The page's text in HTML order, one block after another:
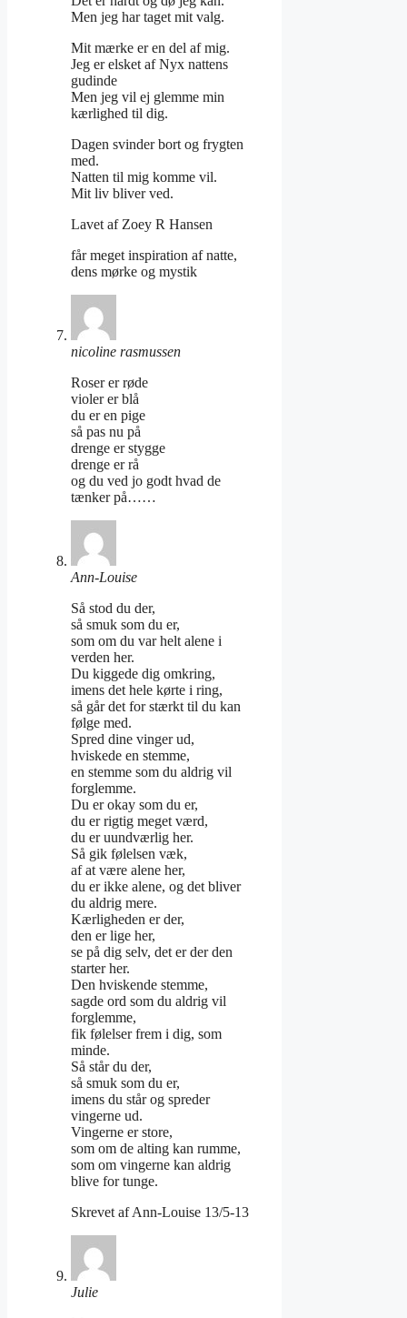
Men jeg har taget mit valg.
Mit mærke er en del af mig.
Jeg er elsket af Nyx nattens
gudinde
Men jeg vil ej glemme min
kærlighed til dig.
Dagen svinder bort og frygten
med.
Natten til mig komme vil.
Mit liv bliver ved.
Lavet af Zoey R Hansen
får meget inspiration af natte,
dens mørke og mystik
nicoline rasmussen
Roser er røde
violer er blå
du er en pige
så pas nu på
drenge er stygge
drenge er rå
og du ved jo godt hvad de
tænker på……
Ann-Louise
Så stod du der,
så smuk som du er,
som om du var helt alene i
verden her.
Du kiggede dig omkring,
imens det hele kørte i ring,
så går det for stærkt til du kan
følge med.
Spred dine vinger ud,
hviskede en stemme,
en stemme som du aldrig vil
forglemme.
Du er okay som du er,
du er rigtig meget værd,
du er uundværlig her.
Så gik følelsen væk,
af at være alene her,
du er ikke alene, og det bliver
du aldrig mere.
Kærligheden er der,
den er lige her,
se på dig selv, det er der den
starter her.
Den hviskende stemme,
sagde ord som du aldrig vil
forglemme,
fik følelser frem i dig, som
minde.
Så står du der,
så smuk som du er,
imens du står og spreder
vingerne ud.
Vingerne er store,
som om de alting kan rumme,
som om vingerne kan aldrig
blive for tunge.
Skrevet af Ann-Louise 13/5-13
Julie